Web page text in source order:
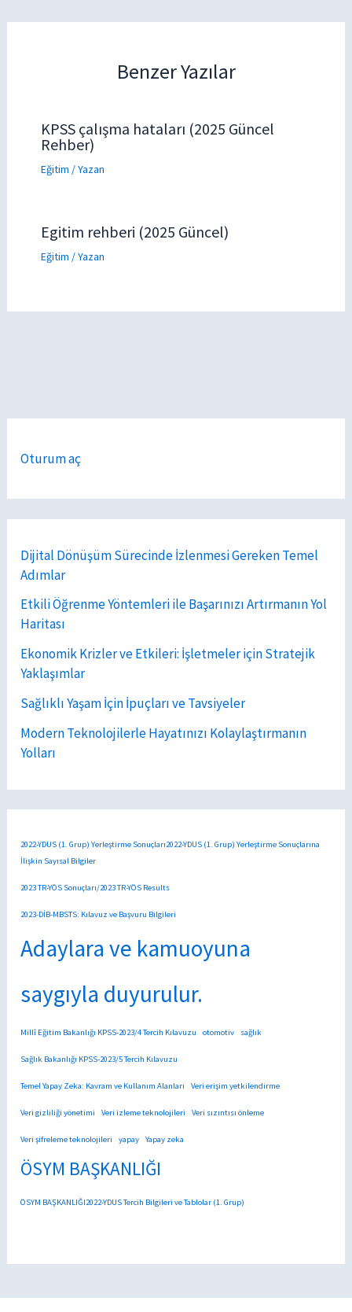
Benzer Yazılar
KPSS çalışma hataları (2025 Güncel
Rehber)
Eğitim / Yazan
Egitim rehberi (2025 Güncel)
Eğitim / Yazan
Oturum aç
Dijital Dönüşüm Sürecinde İzlenmesi Gereken Temel
Adımlar
Etkili Öğrenme Yöntemleri ile Başarınızı Artırmanın Yol
Haritası
Ekonomik Krizler ve Etkileri: İşletmeler için Stratejik
Yaklaşımlar
Sağlıklı Yaşam İçin İpuçları ve Tavsiyeler
Modern Teknolojilerle Hayatınızı Kolaylaştırmanın
Yolları
2022-YDUS (1. Grup) Yerleştirme Sonuçları2022-YDUS (1. Grup) Yerleştirme Sonuçlarına
İlişkin Sayısal Bilgiler
2023 TR-YÖS Sonuçları/2023 TR-YÖS Results
2023-DİB-MBSTS: Kılavuz ve Başvuru Bilgileri
Adaylara ve kamuoyuna
saygıyla duyurulur.
Millî Eğitim Bakanlığı KPSS-2023/4 Tercih Kılavuzu otomotiv sağlık
Sağlık Bakanlığı KPSS-2023/5 Tercih Kılavuzu
Temel Yapay Zeka: Kavram ve Kullanım Alanları Veri erişim yetkilendirme
Veri gizliliği yönetimi Veri izleme teknolojileri Veri sızıntısı önleme
Veri şifreleme teknolojileri yapay Yapay zeka
ÖSYM BAŞKANLIĞI
ÖSYM BAŞKANLIĞI2022-YDUS Tercih Bilgileri ve Tablolar (1. Grup)